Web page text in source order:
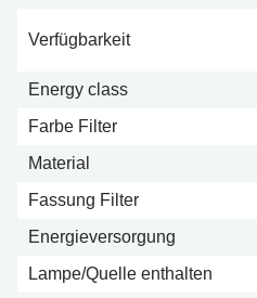
Verfügbarkeit
Energy class
Farbe Filter
Material
Fassung Filter
Energieversorgung
Lampe/Quelle enthalten